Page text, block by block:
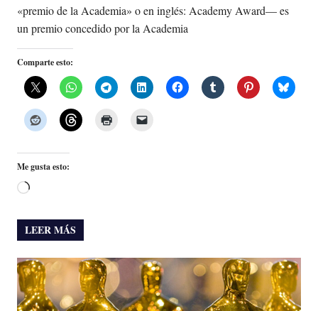
«premio de la Academia» o en inglés: Academy Award— es
un premio concedido por la Academia
Comparte esto:
Me gusta esto:
Cargando...
LEER MÁS